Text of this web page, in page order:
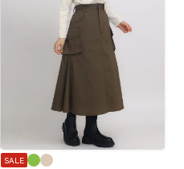
SALE